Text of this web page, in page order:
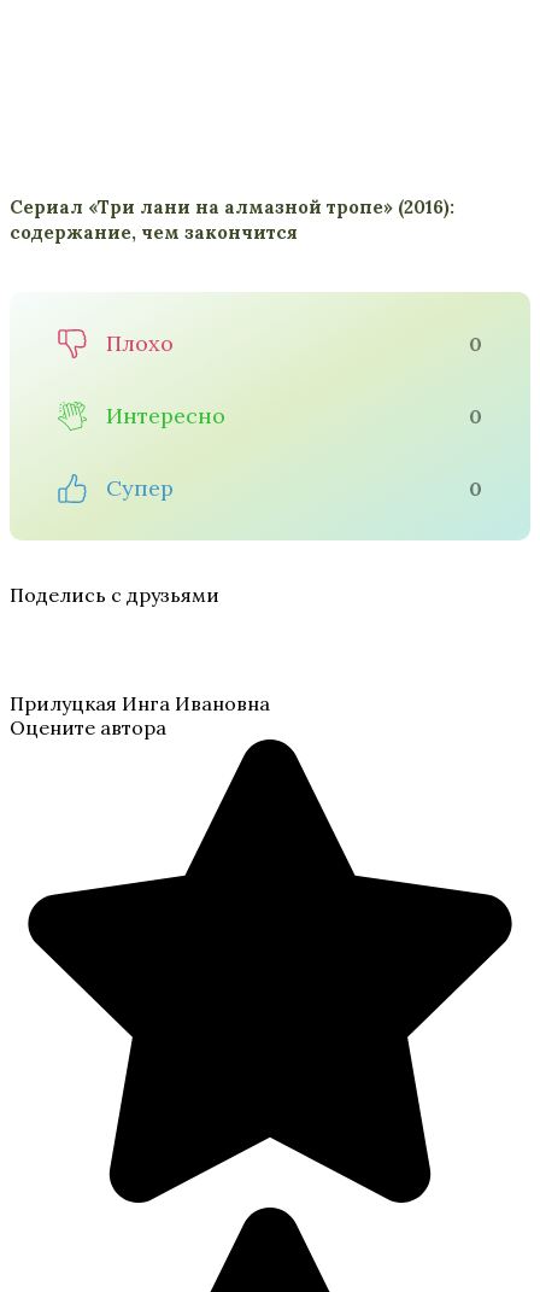
Сериал «Три лани на алмазной тропе» (2016):
содержание, чем закончится
Плохо 0
Интересно 0
Супер 0
Поделись с друзьями
Прилуцкая Инга Ивановна
Оцените автора